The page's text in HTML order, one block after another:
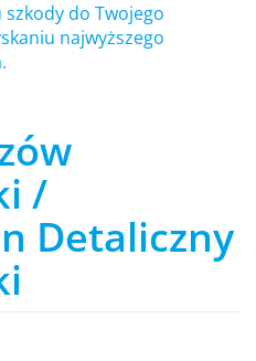
szkody do Twojego
najwyższego
/
Detaliczny